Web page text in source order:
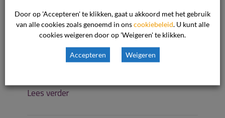
voorafgaande kennisgeving en waarschuwing en
de ondernemer geeft aan dat het zoontje zich
niet veilig voelt in de opvang van de
ondernemer. De ondernemer geeft voor de
opzegging […]
Lees verder
Door op 'Accepteren' te klikken, gaat u akkoord met het gebruik
van alle cookies zoals genoemd in onscookiebeleid . U kunt alle
cookies weigeren door op 'Weigeren' te klikken.
Accepteren Weigeren